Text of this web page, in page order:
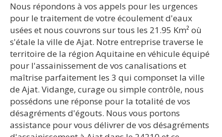
Nous répondons à vos appels pour les urgences
pour le traitement de votre écoulement d'eaux
usées et nous couvrons sur tous les 21.95 Km² où
s'étale la ville de Ajat. Notre entreprise traverse le
territoire de la région Aquitaine en véhicule équipé
pour l'assainissement de vos canalisations et
maîtrise parfaitement les 3 qui componset la ville
de Ajat. Vidange, curage ou simple contrôle, nous
possédons une réponse pour la totalité de vos
désagréments d'égouts. Nous vous portons
assistance pour vous délivrer de vos désagréments